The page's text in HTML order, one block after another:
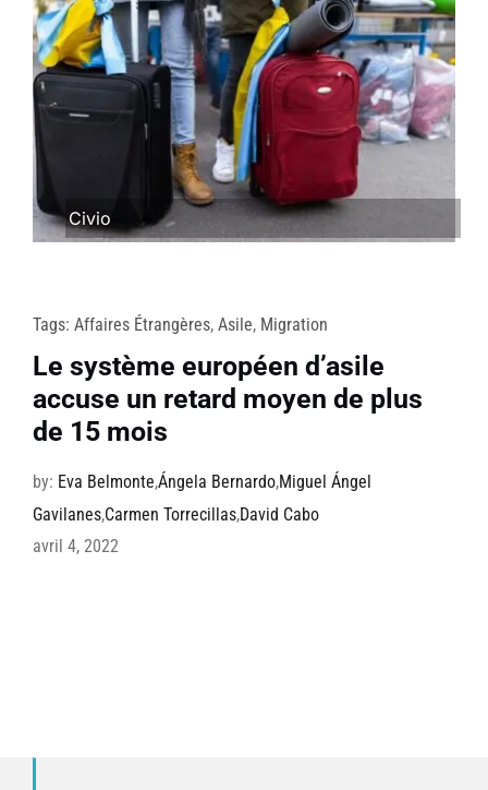
Civio
Tags: Affaires Étrangères, Asile, Migration
Le système européen d’asile
accuse un retard moyen de plus
de 15 mois
by: Eva Belmonte,Ángela Bernardo,Miguel Ángel
Gavilanes,Carmen Torrecillas,David Cabo
avril 4, 2022